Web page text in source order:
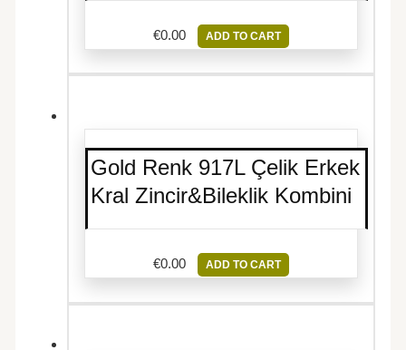
€0.00 ADD TO CART
Gold Renk 917L Çelik Erkek
Kral Zincir&Bileklik Kombini
€0.00 ADD TO CART